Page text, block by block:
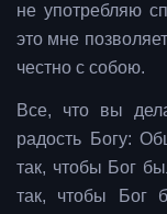
не употребляю
это мне
честно с собою.
Все, что вы
радость Богу:
так, чтобы Бог
так, чтобы Бог